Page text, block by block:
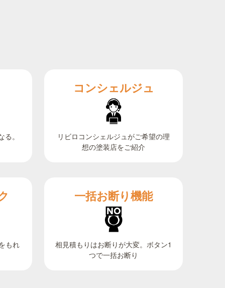
。
コンシェルジュ
リビロコンシェルジュがご希望の理
想の塗装店をご紹介
もれ
一括お断り機能
相見積もりはお断りが大変。ボタン1
つで一括お断り